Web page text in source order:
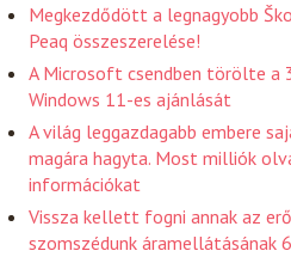
Megkezdődött a legnagyobb
Peaq összeszerelése!
A Microsoft csendben törölte a
Windows 11-es ajánlását
A világ leggazdagabb embere
magára hagyta. Most milliók
információkat
Vissza kellett fogni annak az
szomszédunk